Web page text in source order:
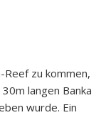
Reef zu kommen,
langen Banka
wurde. Ein